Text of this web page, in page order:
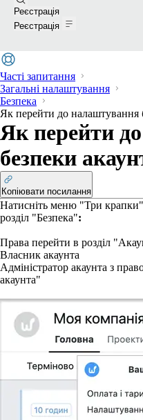
Реєстрація
Реєстрація
Часті запитання
Загальні налаштування
Безпека
Як перейти до налаштування
Як перейти
безпеки
Копіювати посилання
Натисніть меню "Три крапки"
розділ "Безпека":
Права перейти в розділ
Власник акаунта
Адміністратор акаунта з
акаунта"